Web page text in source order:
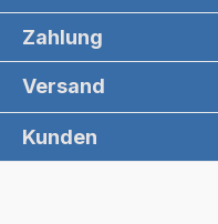
Zahlung
Versand
Kunden